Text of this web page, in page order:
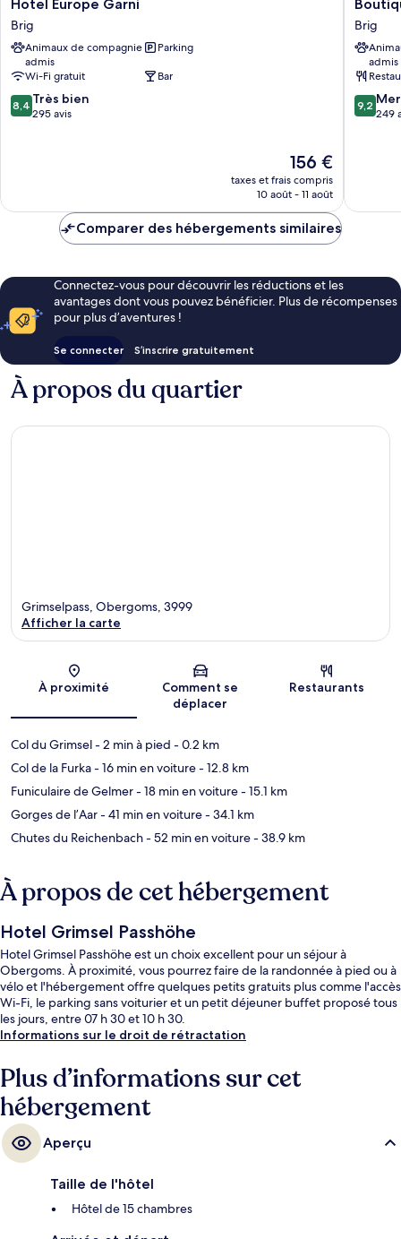
Europe
Garni
Brig
Hotel Europe Garni
Brig
Animaux de compagnie
admis
Parking
Wi-Fi gratuit
Bar
8.4
sur
8,4 Très bien
295 avis
Le
nouveau
prix
de
156 €
taxes et frais compris
10 août - 11 août
Hotel
Brig
Brig
admis
9.2
sur
9,2
249
Comparer des hébergements similaires
Connectez-vous pour découvrir les réductions et les
avantages dont vous pouvez bénéficier. Plus de récompenses
pour plus d’aventures !
Se connecter S’inscrire gratuitement
À propos du quartier
Carte
Grimselpass, Obergoms, 3999
Afficher la carte
À proximité
Comment se
déplacer
Restaurants
Col du Grimsel- 2 min à pied - 0.2 km
Col de la Furka- 16 min en voiture- 12.8 km
Funiculaire de Gelmer- 18 min en voiture- 15.1 km
Gorges de l’Aar- 41 min en voiture- 34.1 km
Chutes du Reichenbach- 52 min en voiture- 38.9 km
À propos de cet hébergement
Hotel Grimsel Passhöhe
Hotel Grimsel Passhöhe est un choix excellent pour un séjour à
Obergoms. À proximité, vous pourrez faire de la randonnée à pied ou à
vélo et l'hébergement offre quelques petits gratuits plus comme l'accès
Wi-Fi, le parking sans voiturier et un petit déjeuner buffet proposé tous
les jours, entre 07 h 30 et 10 h 30.
Informations sur le droit de rétractation
Plus d’informations sur cet
hébergement
Aperçu
Taille de l'hôtel
Hôtel de 15 chambres